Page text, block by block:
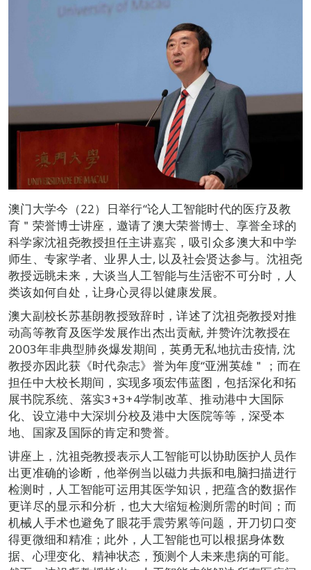
澳门大学今（22）日举行“论人工智能时代的医疗及教
育＂荣誉博士讲座，邀请了澳大荣誉博士、享誉全球的
科学家沈祖尧教授担任主讲嘉宾，吸引众多澳大和中学
师生、专家学者、业界人士, 以及社会贤达参与。沈祖尧
教授远眺未来，大谈当人工智能与生活密不可分时，人
类该如何自处，让身心灵得以健康发展。
澳大副校长苏基朗教授致辞时，详述了沈祖尧教授对推
动高等教育及医学发展作出杰出贡献, 并赞许沈教授在
2003年非典型肺炎爆发期间，英勇无私地抗击疫情, 沈
教授亦因此获《时代杂志》誉为年度“亚洲英雄＂；而在
担任中大校长期间，实现多项宏伟蓝图，包括深化和拓
展书院系统、落实3+3+4学制改革、推动港中大国际
化、设立港中大深圳分校及港中大医院等等，深受本
地、国家及国际的肯定和赞誉。
讲座上，沈祖尧教授表示人工智能可以协助医护人员作
出更准确的诊断，他举例当以磁力共振和电脑扫描进行
检测时，人工智能可运用其医学知识，把蕴含的数据作
更详尽的显示和分析，也大大缩短检测所需的时间；而
机械人手术也避免了眼花手震劳累等问题，开刀切口变
得更微细和精准；此外，人工智能也可以根据身体数
据、心理变化、精神状态，预测个人未来患病的可能。